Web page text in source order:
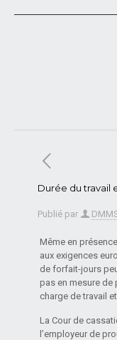
Durée du travail
Publié par
Même en
aux exigences
de forfait-jours
pas en mesure de
charge de travail
La Cour de
l’employeur de